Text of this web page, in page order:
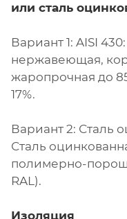
или сталь
Вариант 1: AISI
нержавеющая,
жаропрочная до
17%.
Вариант 2: Сталь
Сталь
полимерно-
RAL).
Изоляция